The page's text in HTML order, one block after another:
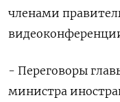
членами
- Переговоры
министра